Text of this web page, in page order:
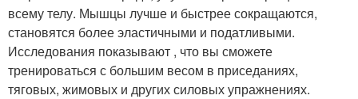
всему телу. Мышцы лучше и быстрее сокращаются,
становятся более эластичными и податливыми.
Исследования показывают , что вы сможете
тренироваться с большим весом в приседаниях,
тяговых, жимовых и других силовых упражнениях.